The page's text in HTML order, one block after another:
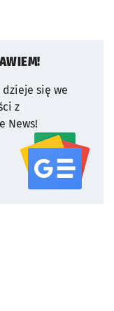
się we
z
News!
serwisu